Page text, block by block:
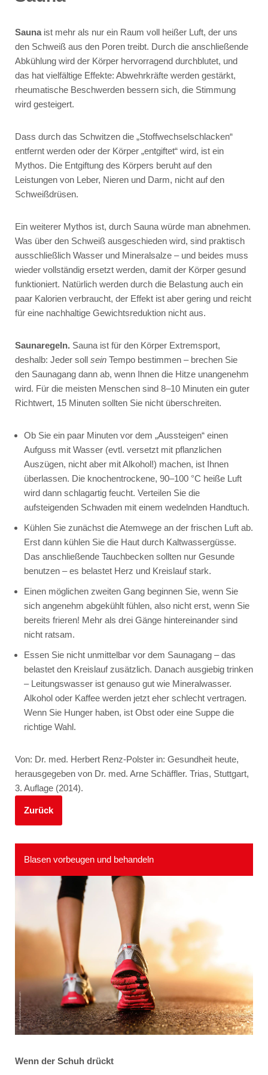
Saunaist mehr als nur ein Raum voll heißer Luft, der uns
den Schweiß aus den Poren treibt. Durch die anschließende
Abkühlung wird der Körper hervorragend durchblutet, und
das hat vielfältige Effekte: Abwehrkräfte werden gestärkt,
rheumatische Beschwerden bessern sich, die Stimmung
wird gesteigert.
Dass durch das Schwitzen die „Stoffwechselschlacken“
entfernt werden oder der Körper „entgiftet“ wird, ist ein
Mythos. Die Entgiftung des Körpers beruht auf den
Leistungen von Leber, Nieren und Darm, nicht auf den
Schweißdrüsen.
Ein weiterer Mythos ist, durch Sauna würde man abnehmen.
Was über den Schweiß ausgeschieden wird, sind praktisch
ausschließlich Wasser und Mineralsalze – und beides muss
wieder vollständig ersetzt werden, damit der Körper gesund
funktioniert. Natürlich werden durch die Belastung auch ein
paar Kalorien verbraucht, der Effekt ist aber gering und reicht
für eine nachhaltige Gewichtsreduktion nicht aus.
Saunaregeln. Sauna ist für den Körper Extremsport,
deshalb: Jeder soll sein Tempo bestimmen – brechen Sie
den Saunagang dann ab, wenn Ihnen die Hitze unangenehm
wird. Für die meisten Menschen sind 8–10 Minuten ein guter
Richtwert, 15 Minuten sollten Sie nicht überschreiten.
Ob Sie ein paar Minuten vor dem „Aussteigen“ einen
Aufguss mit Wasser (evtl. versetzt mit pflanzlichen
Auszügen, nicht aber mit Alkohol!) machen, ist Ihnen
überlassen. Die knochentrockene, 90–100 °C heiße Luft
wird dann schlagartig feucht. Verteilen Sie die
aufsteigenden Schwaden mit einem wedelnden Handtuch.
Kühlen Sie zunächst die Atemwege an der frischen Luft ab.
Erst dann kühlen Sie die Haut durch Kaltwassergüsse.
Das anschließende Tauchbecken sollten nur Gesunde
benutzen – es belastet Herz und Kreislauf stark.
Einen möglichen zweiten Gang beginnen Sie, wenn Sie
sich angenehm abgekühlt fühlen, also nicht erst, wenn Sie
bereits frieren! Mehr als drei Gänge hintereinander sind
nicht ratsam.
Essen Sie nicht unmittelbar vor dem Saunagang – das
belastet den Kreislauf zusätzlich. Danach ausgiebig trinken
– Leitungswasser ist genauso gut wie Mineralwasser.
Alkohol oder Kaffee werden jetzt eher schlecht vertragen.
Wenn Sie Hunger haben, ist Obst oder eine Suppe die
richtige Wahl.
Von: Dr. med. Herbert Renz-Polster in: Gesundheit heute,
herausgegeben von Dr. med. Arne Schäffler. Trias, Stuttgart,
3. Auflage (2014).
Zurück
Blasen vorbeugen und behandeln
Wenn der Schuh drückt